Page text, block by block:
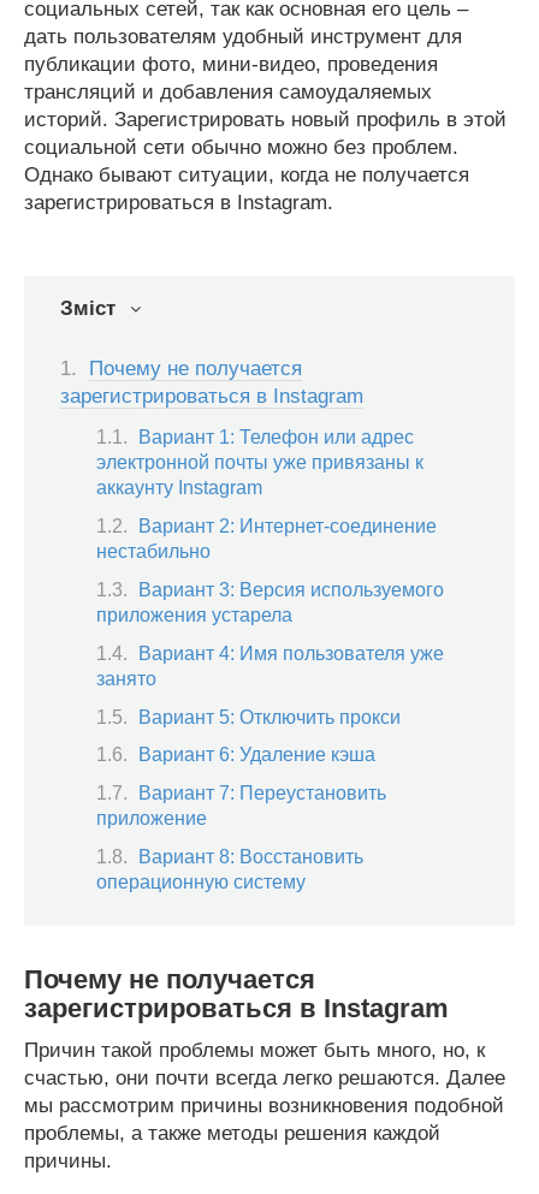
социальных сетей, так как основная его цель –
дать пользователям удобный инструмент для
публикации фото, мини-видео, проведения
трансляций и добавления самоудаляемых
историй. Зарегистрировать новый профиль в этой
социальной сети обычно можно без проблем.
Однако бывают ситуации, когда не получается
зарегистрироваться в Instagram.
Зміст
Почему не получается
зарегистрироваться в Instagram
Вариант 1: Телефон или адрес
электронной почты уже привязаны к
аккаунту Instagram
Вариант 2: Интернет-соединение
нестабильно
Вариант 3: Версия используемого
приложения устарела
Вариант 4: Имя пользователя уже
занято
Вариант 5: Отключить прокси
Вариант 6: Удаление кэша
Вариант 7: Переустановить
приложение
Вариант 8: Восстановить
операционную систему
Почему не получается
зарегистрироваться в Instagram
Причин такой проблемы может быть много, но, к
счастью, они почти всегда легко решаются. Далее
мы рассмотрим причины возникновения подобной
проблемы, а также методы решения каждой
причины.